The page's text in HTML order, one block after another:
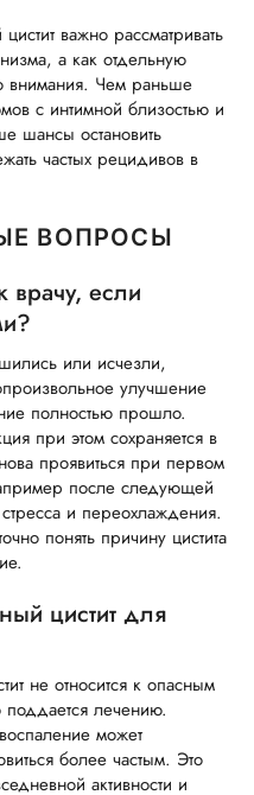
важно рассматривать
а как отдельную
внимания. Чем раньше
с интимной близостью и
шансы остановить
частых рецидивов в
ВОПРОСЫ
врачу, если
или исчезли,
улучшение
полностью прошло.
при этом сохраняется в
проявиться при первом
после следующей
и переохлаждения.
понять причину цистита
цистит для
не относится к опасным
лечению.
может
более частым. Это
активности и